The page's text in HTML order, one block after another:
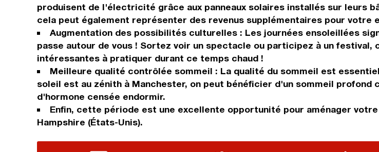
produisent de l'électricité grâce aux panneaux solaires installés sur leurs
cela peut également représenter des revenus supplémentaires pour votre
Augmentation des possibilités culturelles : Les journées ensoleillées
passe autour de vous ! Sortez voir un spectacle ou participez à un
intéressantes à pratiquer durant ce temps chaud !
Meilleure qualité contrôlée sommeil : La qualité du sommeil est
soleil est au zénith à Manchester, on peut bénéficier d'un sommeil
d'hormone censée endormir.
Enfin, cette période est une excellente opportunité pour aménager
Hampshire (États-Unis).